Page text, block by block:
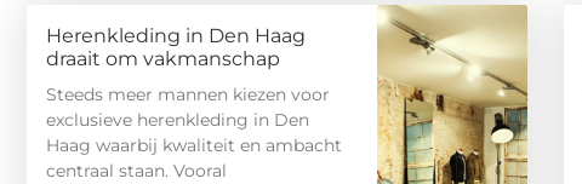
Herenkleding in Den Haag
draait om vakmanschap
Steeds meer mannen kiezen voor
exclusieve herenkleding in Den
Haag waarbij kwaliteit en ambacht
centraal staan. Vooral